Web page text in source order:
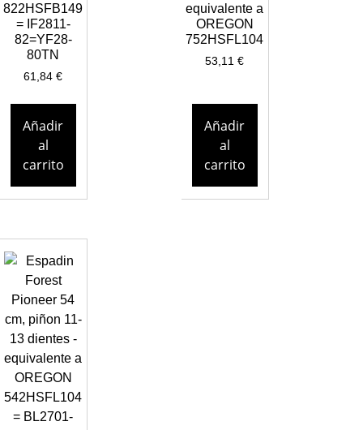
822HSFB149
= IF2811-
82=YF28-
80TN
61,84€
Añadir
al
carrito
equivalente a
OREGON
752HSFL104
53,11€
Añadir
al
carrito